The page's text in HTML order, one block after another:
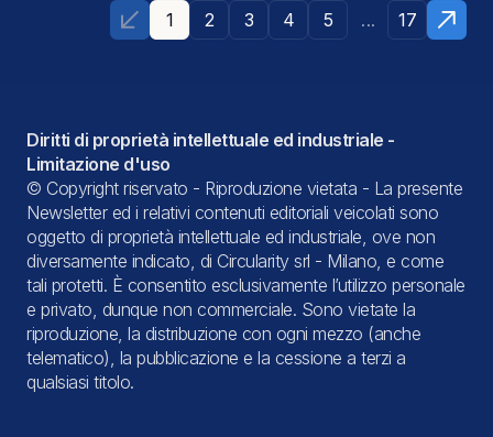
1 2 3 4 5 ... 17
Diritti di proprietà intellettuale ed industriale -
Limitazione d'uso
© Copyright riservato - Riproduzione vietata - La presente
Newsletter ed i relativi contenuti editoriali veicolati sono
oggetto di proprietà intellettuale ed industriale, ove non
diversamente indicato, di Circularity srl - Milano, e come
tali protetti. È consentito esclusivamente l’utilizzo personale
e privato, dunque non commerciale. Sono vietate la
riproduzione, la distribuzione con ogni mezzo (anche
telematico), la pubblicazione e la cessione a terzi a
qualsiasi titolo.